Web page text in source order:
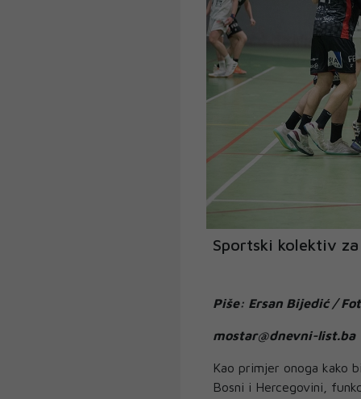
Sportski kolektiv
Piše: Ersan Bijedić /
mostar@dnevni-list.ba
Kao primjer onoga kako
Bosni i Hercegovini,